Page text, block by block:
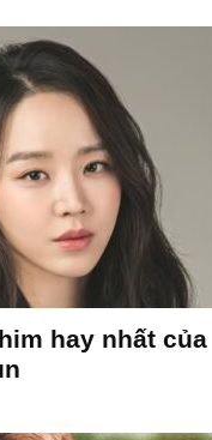
hay nhất của